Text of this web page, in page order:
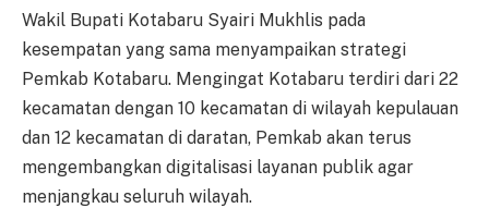
Wakil Bupati Kotabaru Syairi Mukhlis pada
kesempatan yang sama menyampaikan strategi
Pemkab Kotabaru. Mengingat Kotabaru terdiri dari 22
kecamatan dengan 10 kecamatan di wilayah kepulauan
dan 12 kecamatan di daratan, Pemkab akan terus
mengembangkan digitalisasi layanan publik agar
menjangkau seluruh wilayah.